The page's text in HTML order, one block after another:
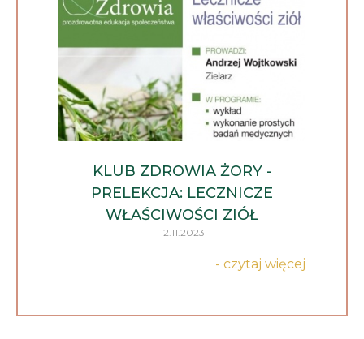
KLUB ZDROWIA ŻORY -
PRELEKCJA: LECZNICZE
WŁAŚCIWOŚCI ZIÓŁ
12.11.2023
- czytaj więcej